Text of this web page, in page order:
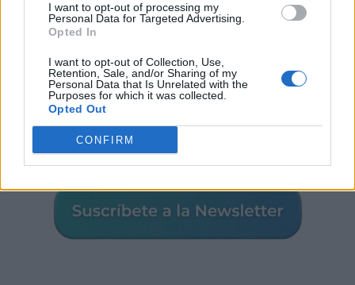
I want to opt-out of processing my
Personal Data for Targeted Advertising.
Opted In
I want to opt-out of Collection, Use,
Retention, Sale, and/or Sharing of my
Personal Data that Is Unrelated with the
Purposes for which it was collected.
Opted Out
CONFIRM